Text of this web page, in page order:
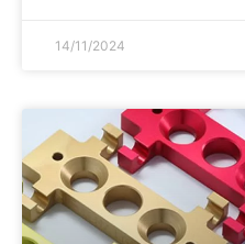
14/11/2024